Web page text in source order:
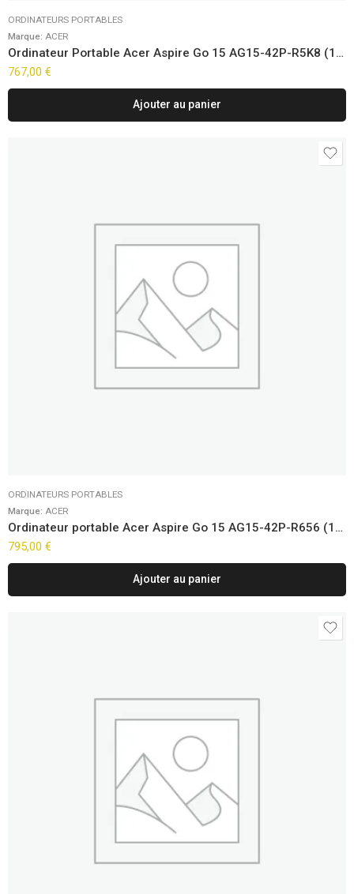
ORDINATEURS PORTABLES
Marque: ACER
Ordinateur Portable Acer Aspire Go 15 AG15-42P-R5K8 (15,6″)
767,00 €
Ajouter au panier
ORDINATEURS PORTABLES
Marque: ACER
Ordinateur portable Acer Aspire Go 15 AG15-42P-R656 (15.6″)
795,00 €
Ajouter au panier